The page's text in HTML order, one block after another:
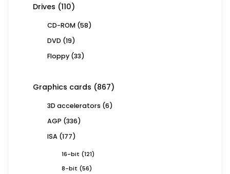
Drives 110110
CD-ROM 5858
DVD 1919
Floppy 3333
Graphics cards 867867
3D accelerators 66
AGP 336336
ISA 177177
16-bit 121121
8-bit
5656